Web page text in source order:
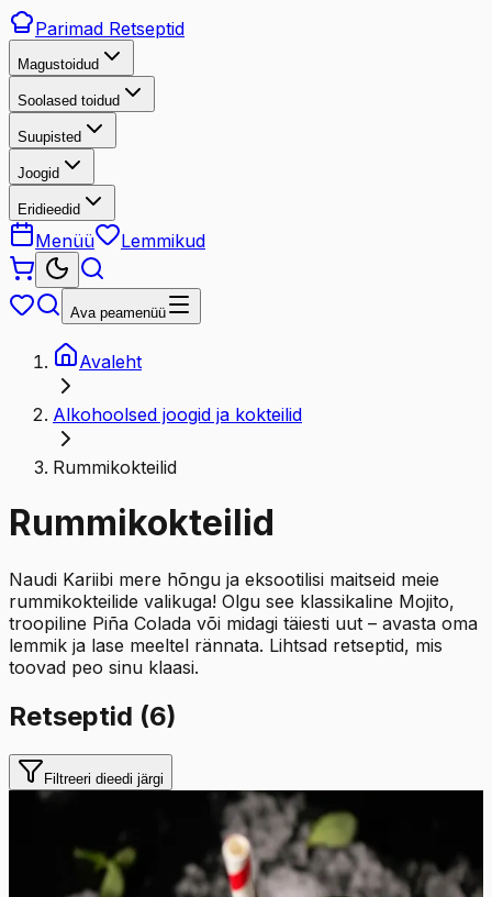
Parimad Retseptid
Magustoidud
Soolased toidud
Suupisted
Joogid
Eridieedid
Menüü Lemmikud
Ava peamenüü
Avaleht
Alkohoolsed joogid ja kokteilid
Rummikokteilid
Rummikokteilid
Naudi Kariibi mere hõngu ja eksootilisi maitseid meie
rummikokteilide valikuga! Olgu see klassikaline Mojito,
troopiline Piña Colada või midagi täiesti uut – avasta oma
lemmik ja lase meeltel rännata. Lihtsad retseptid, mis
toovad peo sinu klaasi.
Retseptid (6)
Filtreeri dieedi järgi
Mojito kokteil